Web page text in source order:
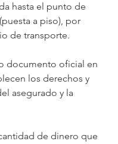
hasta el punto de
a piso), por
de transporte.
documento oficial en
los derechos y
asegurado y la
de dinero que